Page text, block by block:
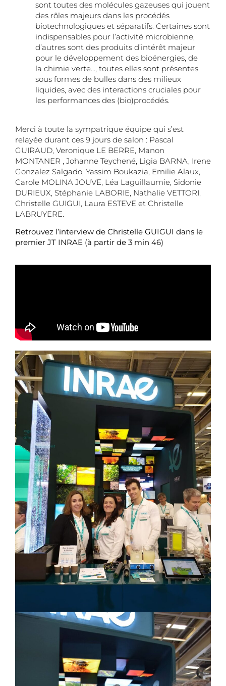
sont toutes des molécules gazeuses qui jouent
des rôles majeurs dans les procédés
biotechnologiques et séparatifs. Certaines sont
indispensables pour l’activité microbienne,
d’autres sont des produits d’intérêt majeur
pour le développement des bioénergies, de
la chimie verte…, toutes elles sont présentes
sous formes de bulles dans des milieux
liquides, avec des interactions cruciales pour
les performances des (bio)procédés.
Merci à toute la sympatrique équipe qui s’est
relayée durant ces 9 jours de salon : Pascal
GUIRAUD, Veronique LE BERRE, Manon
MONTANER , Johanne Teychené, Ligia BARNA, Irene
Gonzalez Salgado, Yassim Boukazia, Emilie Alaux,
Carole MOLINA JOUVE, Léa Laguillaumie, Sidonie
DURIEUX, Stéphanie LABORIE, Nathalie VETTORI,
Christelle GUIGUI, Laura ESTEVE et Christelle
LABRUYERE.
Retrouvez l’interview de Christelle GUIGUI dans le
premier JT INRAE (à partir de 3 min 46)